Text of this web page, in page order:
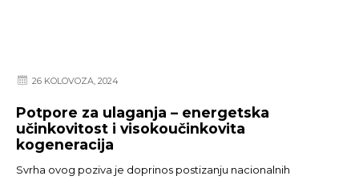
26 KOLOVOZA, 2024
Potpore za ulaganja – energetska
učinkovitost i visokoučinkovita
kogeneracija
Svrha ovog poziva je doprinos postizanju nacionalnih